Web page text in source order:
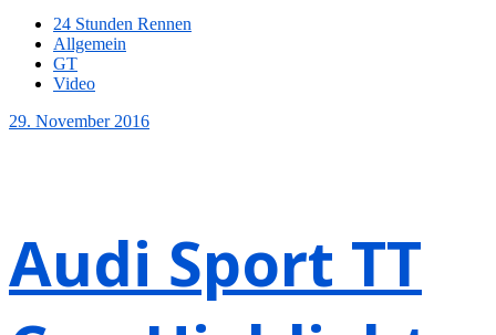
24 Stunden Rennen
Allgemein
GT
Video
29. November 2016
Audi Sport TT